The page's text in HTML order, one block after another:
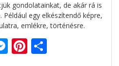
gondolatainkat, de akár rá is
egy elkészítendő képre,
emlékre, történésre.
M Pi